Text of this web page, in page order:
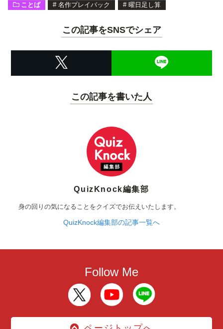
ことば # 名作プレイバック # 曜日足し算
この記事をSNSでシェア
この記事を書いた人
QuizKnock編集部
身の回りの気になることをクイズでお伝えいたします。
QuizKnock編集部の記事一覧へ
Follow Me